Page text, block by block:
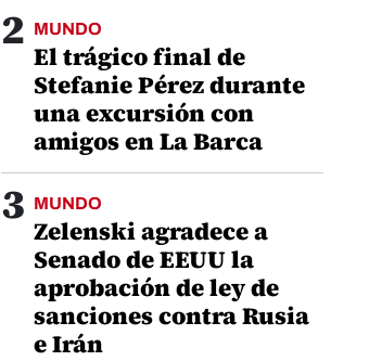
2 MUNDO
El trágico final de
Stefanie Pérez durante
una excursión con
amigos en La Barca
3 MUNDO
Zelenski agradece a
Senado de EEUU la
aprobación de ley de
sanciones contra Rusia
e Irán